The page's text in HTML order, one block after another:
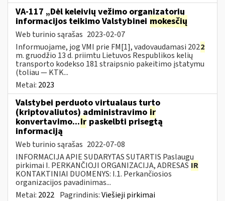
VA-117 „Dėl keleivių vežimo organizatorių
informacijos teikimo Valstybinei mokesčių
Web turinio sąrašas 2023-02-07
Informuojame, jog VMI prie FM[1], vadovaudamasi 2022
m. gruodžio 13 d. priimtu Lietuvos Respublikos kelių
transporto kodekso 181 straipsnio pakeitimo įstatymu
(toliau — KTK...
Metai: 2023
Valstybei perduoto virtualaus turto
(kriptovaliutos) administravimo ir
konvertavimo...Ir paskelbti prisegtą
informaciją
Web turinio sąrašas 2022-07-08
INFORMACIJA APIE SUDARYTAS SUTARTIS Paslaugų
pirkimai I. PERKANČIOJI ORGANIZACIJA, ADRESAS IR
KONTAKTINIAI DUOMENYS: I.1. Perkančiosios
organizacijos pavadinimas...
Metai: 2022 Pagrindinis:Viešieji pirkimai